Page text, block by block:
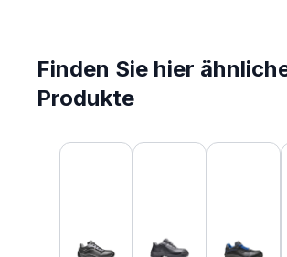
Finden Sie hier
Produkte
Produktgalerie überspringen